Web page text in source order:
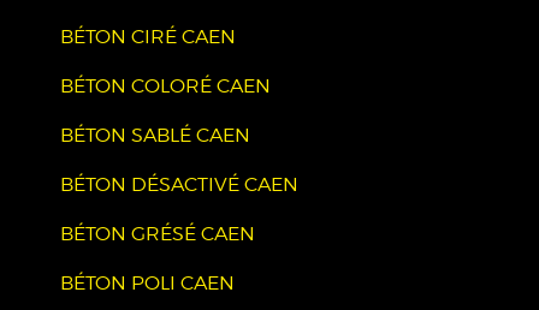
BÉTON CIRÉ CAEN
BÉTON COLORÉ CAEN
BÉTON SABLÉ CAEN
BÉTON DÉSACTIVÉ CAEN
BÉTON GRÉSÉ CAEN
BÉTON POLI CAEN